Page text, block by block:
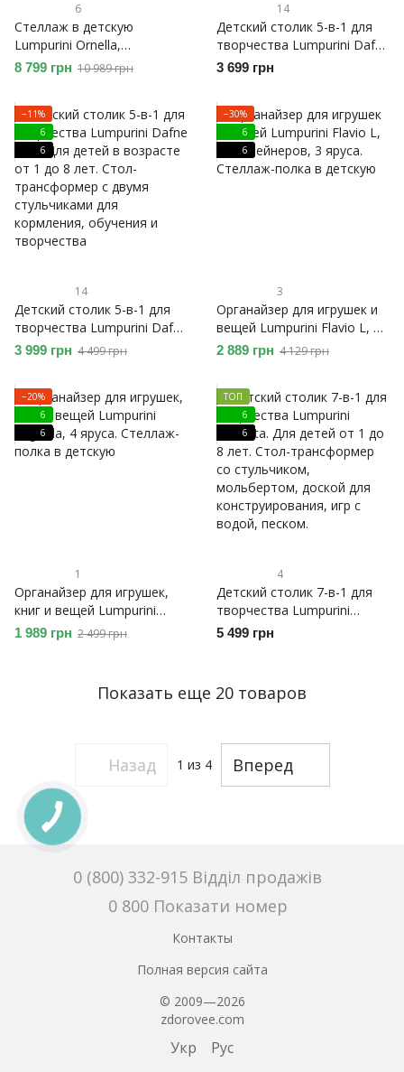
6
Стеллаж в детскую
Lumpurini Ornella,
органайзер для вещей и
игрушек, пластиковый.
Гардероб с полочками,
контейнерами и вешалкой
8 799 грн 10 989 грн
14
Детский столик 5-в-1 для
творчества Lumpurini Dafne
Uno. Для детей в возрасте
от 1 до 8 лет. Стол-
трансформер со
стульчиком для кормления,
обучения и творчества
3 699 грн
−11%
6
6
14
Детский столик 5-в-1 для
творчества Lumpurini Dafne
Duo. Для детей в возрасте
от 1 до 8 лет. Стол-
трансформер с двумя
стульчиками для
кормления, обучения и
творчества
3 999 грн 4 499 грн
−30%
6
6
3
Органайзер для игрушек и
вещей Lumpurini Flavio L, 9
контейнеров, 3 яруса.
Стеллаж-полка в детскую
2 889 грн 4 129 грн
−20%
6
6
1
Органайзер для игрушек,
книг и вещей Lumpurini
Edgarda, 4 яруса. Стеллаж-
полка в детскую
1 989 грн 2 499 грн
ТОП
6
6
4
Детский столик 7-в-1 для
творчества Lumpurini
Paoletta. Для детей от 1 до
8 лет. Стол-трансформер
конструирования, игр с
5 499 грн
Показать еще 20 товаров
Назад 1 из 4 Вперед
0 (800) 332-915 Відділ продажів
0 800 Показати номер
Контакты
Полная версия сайта
© 2009—2026
zdorovee.com
Укр Рус